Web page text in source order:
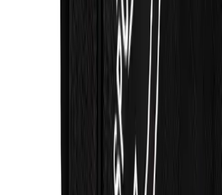
Jel Görünümlü Oje Numaraları ve
İpuçlarıyla Estetik Tırnaklar
Jel görünümlü oje numaraları, renk seçiminde
uygulama teknikleriyle dayanıklılığı artırılır.
ipuçlarıyla tırnaklarınızı güzelleştirin.